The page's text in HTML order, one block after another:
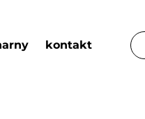
kontakt